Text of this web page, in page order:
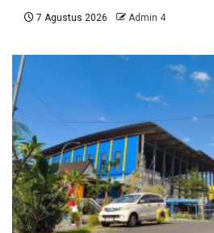
7 Agustus 2026 Admin 4